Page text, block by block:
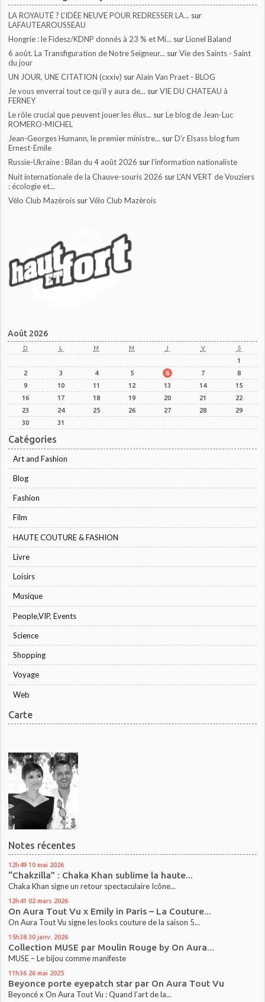
LA ROYAUTÉ ? L'IDÉE NEUVE POUR REDRESSER LA... sur
LAFAUTEAROUSSEAU
Hongrie : le Fidesz/KDNP donnés à 23 % et Mi... surLionel Baland
6 août. La Transfiguration de Notre Seigneur... surVie des Saints - Saint
du jour
UN JOUR, UNE CITATION (cxxiv) surAlain Van Praet - BLOG
Je vous enverrai tout ce qu’il y aura de... surVIE DU CHATEAU à
FERNEY
Le rôle crucial que peuvent jouer les élus... surLe blog de Jean-Luc
ROMERO-MICHEL
Jean-Georges Humann, le premier ministre... surD'r Elsass blog fum
Ernest-Emile
Russie-Ukraine : Bilan du 4 août 2026 surl'information nationaliste
Nuit internationale de la Chauve-souris 2026 surL'AN VERT de Vouziers
: écologie et...
Vélo Club Mazérois surVélo Club Mazèrois
Août 2026
D L M M J V S
1
2
3 4 5 6 7
8
9
10 11 12 13 14
15
16
17 18 19 20 21
22
23
24 25 26 27 28
29
30
31
Catégories
Art and Fashion
Blog
Fashion
Film
HAUTE COUTURE & FASHION
Livre
Loisirs
Musique
People,VIP, Events
Science
Shopping
Voyage
Web
Carte
Notes récentes
12h49 10 mai 2026
“Chakzilla” : Chaka Khan sublime la haute...
Chaka Khan signe un retour spectaculaire Icône...
12h41 02 mars 2026
On Aura Tout Vu x Emily in Paris – La Couture...
On Aura Tout Vu signe les looks couture de la saison 5...
15h38 30 janv. 2026
Collection MUSE par Moulin Rouge by On Aura...
MUSE – Le bijou comme manifeste
11h36 26 mai 2025
Beyonce porte eyepatch star par On Aura Tout Vu
Beyoncé x On Aura Tout Vu : Quand l’art de la...